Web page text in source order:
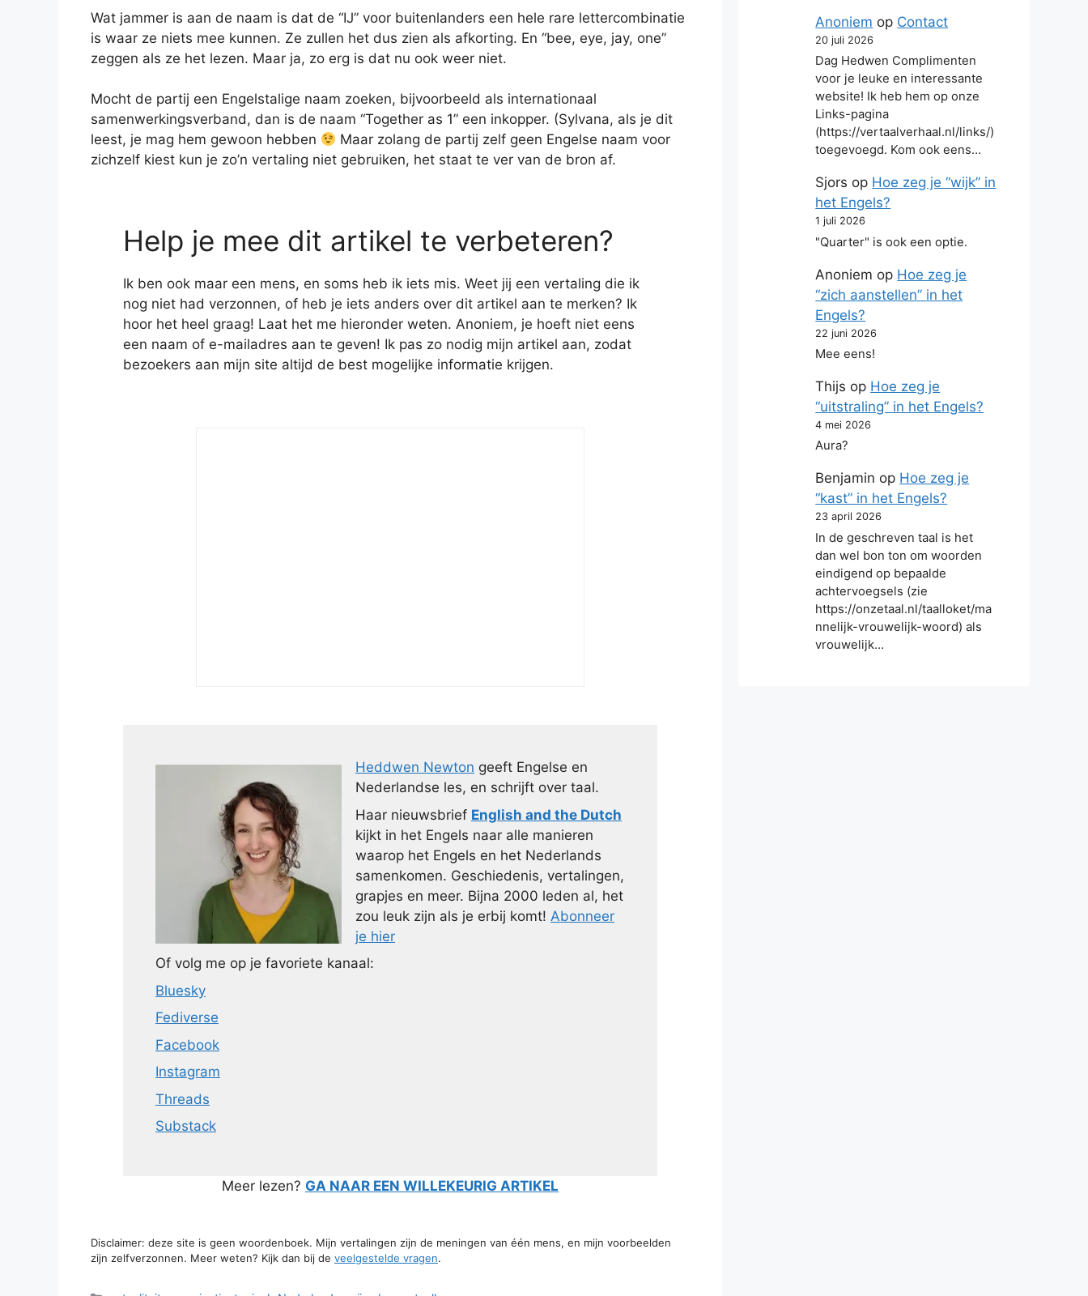
Wat jammer is aan de naam is dat de “IJ” voor buitenlanders een hele rare lettercombinatie
is waar ze niets mee kunnen. Ze zullen het dus zien als afkorting. En “bee, eye, jay, one”
zeggen als ze het lezen. Maar ja, zo erg is dat nu ook weer niet.
Mocht de partij een Engelstalige naam zoeken, bijvoorbeeld als internationaal
samenwerkingsverband, dan is de naam “Together as 1” een inkopper. (Sylvana, als je dit
leest, je mag hem gewoon hebben
Maar zolang de partij zelf geen Engelse naam voor
zichzelf kiest kun je zo’n vertaling niet gebruiken, het staat te ver van de bron af.
Help je mee dit artikel te verbeteren?
Ik ben ook maar een mens, en soms heb ik iets mis. Weet jij een vertaling die ik
nog niet had verzonnen, of heb je iets anders over dit artikel aan te merken? Ik
hoor het heel graag! Laat het me hieronder weten. Anoniem, je hoeft niet eens
een naam of e-mailadres aan te geven! Ik pas zo nodig mijn artikel aan, zodat
bezoekers aan mijn site altijd de best mogelijke informatie krijgen.
Heddwen Newton geeft Engelse en
Nederlandse les, en schrijft over taal.
Haar nieuwsbrief English and the Dutch
kijkt in het Engels naar alle manieren
waarop het Engels en het Nederlands
samenkomen. Geschiedenis, vertalingen,
grapjes en meer. Bijna 2000 leden al, het
zou leuk zijn als je erbij komt! Abonneer
je hier
Of volg me op je favoriete kanaal:
Bluesky
Fediverse
Facebook
Instagram
Threads
Substack
Meer lezen? GA NAAR EEN WILLEKEURIG ARTIKEL
Disclaimer: deze site is geen woordenboek. Mijn vertalingen zijn de meningen van één mens, en mijn voorbeelden
zijn zelfverzonnen. Meer weten? Kijk dan bij de veelgestelde vragen.
Anoniem op Contact
20 juli 2026
Dag Hedwen Complimenten
voor je leuke en interessante
website! Ik heb hem op onze
Links-pagina
(https://vertaalverhaal.nl/links/)
toegevoegd. Kom ook eens…
Sjors op Hoe zeg je “wijk” in
het Engels?
1 juli 2026
"Quarter" is ook een optie.
Anoniem op Hoe zeg je
“zich aanstellen” in het
Engels?
22 juni 2026
Mee eens!
Thijs op Hoe zeg je
“uitstraling” in het Engels?
4 mei 2026
Aura?
Benjamin op Hoe zeg je
“kast” in het Engels?
23 april 2026
In de geschreven taal is het
dan wel bon ton om woorden
eindigend op bepaalde
achtervoegsels (zie
https://onzetaal.nl/taalloket/ma
nnelijk-vrouwelijk-woord) als
vrouwelijk…